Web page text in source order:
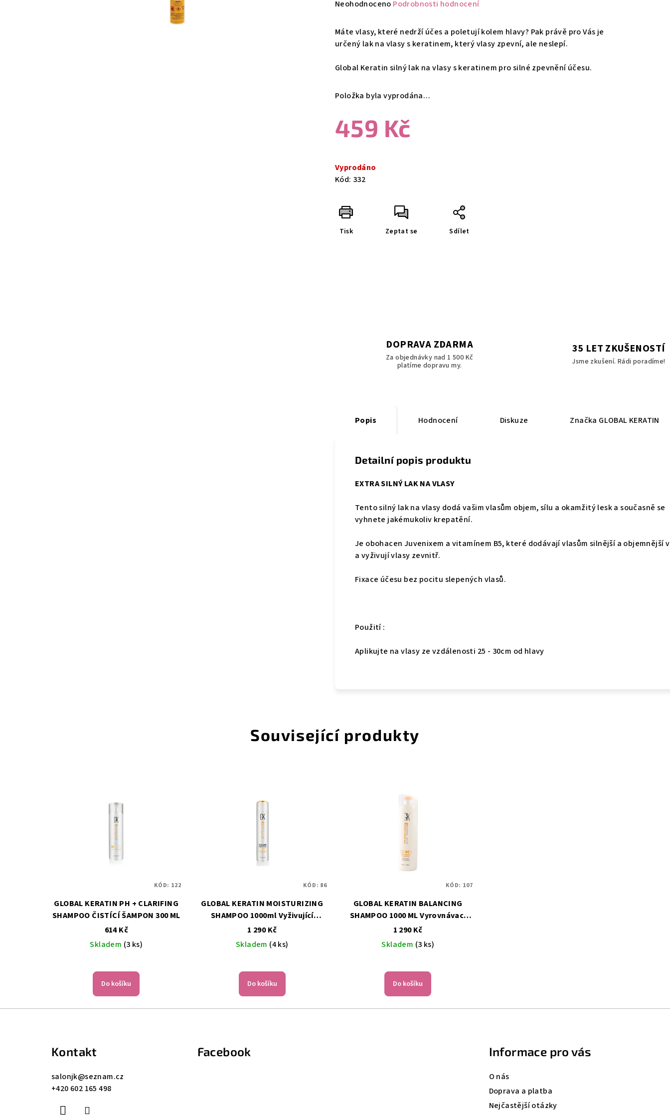
Průměrné
produktu
z
Neohodnoceno Podrobnosti hodnocení
Máte vlasy, které nedrží účes a poletují kolem hlavy? Pak právě pro Vás je
určený lak na vlasy s keratinem, který vlasy zpevní, ale neslepí.
Global Keratin silný lak na vlasy s keratinem pro silné zpevnění účesu.
Položka byla vyprodána…
459 Kč
cena:
Vyprodáno
Kód: 332
Tisk Zeptat se Sdílet
DOPRAVA ZDARMA
Za objednávky nad 1 500 Kč
platíme dopravu my.
35 LET ZKUŠENOSTÍ
Jsme zkušení. Rádi poradíme!
Popis Hodnocení Diskuze Značka GLOBAL KERATIN
Detailní popis produktu
EXTRA SILNÝ LAK NA VLASY
Tento silný lak na vlasy dodá vašim vlasům objem, sílu a okamžitý lesk a současně se
vyhnete jakémukoliv krepatění.
Je obohacen Juvenixem a vitamínem B5, které dodávají vlasům silnější a objemnější
a vyživují vlasy zevnitř.
Fixace účesu bez pocitu slepených vlasů.
Použití :
Aplikujte na vlasy ze vzdálenosti 25 - 30cm od hlavy
Související produkty
GLOBAL KERATIN PH + CLARIFING
SHAMPOO ČISTÍCÍ ŠAMPON 300 ML
614 Kč
Skladem (3 ks)
Do košíku
KÓD: 122
GLOBAL KERATIN MOISTURIZING
SHAMPOO 1000ml Vyživující
šampon
1 290 Kč
Skladem (4 ks)
Do košíku
KÓD: 86
GLOBAL KERATIN BALANCING
SHAMPOO 1000 ML Vyrovnávací
šampon
1 290 Kč
Skladem (3 ks)
Do košíku
KÓD: 107
Kontakt
salonjk@seznam.cz
+420 602 165 498
Facebook Informace pro vás
O nás
Doprava a platba
Nejčastější otázky